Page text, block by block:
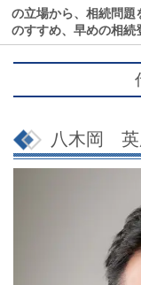
の立場から、相続問題
のすすめ、早めの相続
般登記必要書類等
八木岡 英